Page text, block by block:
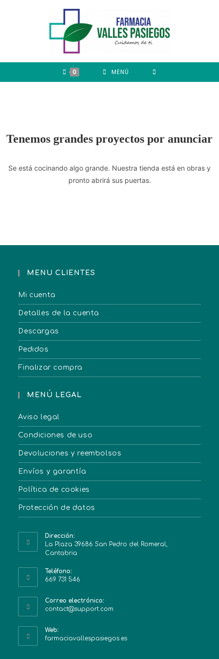
0 MENÚ
Tenemos grandes proyectos por anunciar
Se está cocinando algo grande. Nuestra tienda está en obras y
pronto abrirá sus puertas.
MENU CLIENTES
Mi cuenta
Detalles de la cuenta
Descargas
Pedidos
Finalizar compra
MENÚ LEGAL
Aviso legal
Condiciones de uso
Devoluciones y reembolsos
Envíos y garantía
Política de cookies
Protección de datos
Dirección:
La Plaza 39686 San Pedro del Romeral,
Cantabria
Teléfono:
669 731 546
Correo electrónico:
contact@support.com
Web:
farmaciavallespasiegos.es